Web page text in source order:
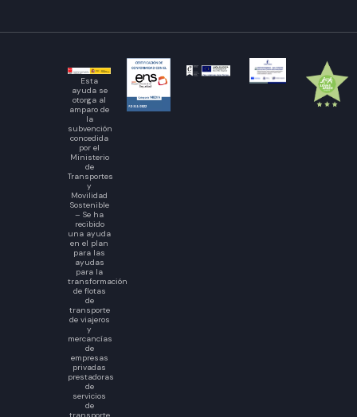
Esta
ayuda se
otorga al
amparo de
la
subvención
concedida
por el
Ministerio
de
Transportes
y
Movilidad
Sostenible
– Se ha
recibido
una ayuda
en el plan
para las
ayudas
para la
transformación
de flotas
de
transporte
de viajeros
y
mercancías
de
empresas
privadas
prestadoras
de
servicios
de